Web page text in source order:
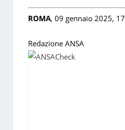
ROMA, 09 gennaio 2025,
Redazione ANSA